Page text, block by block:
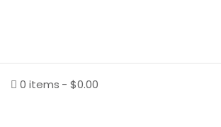
0 items $0.00